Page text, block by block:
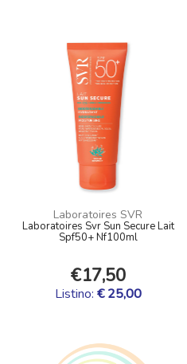
Laboratoires SVR
Laboratoires Svr Sun Secure Lait
Spf50+ Nf100ml
€17,50
Listino: € 25,00